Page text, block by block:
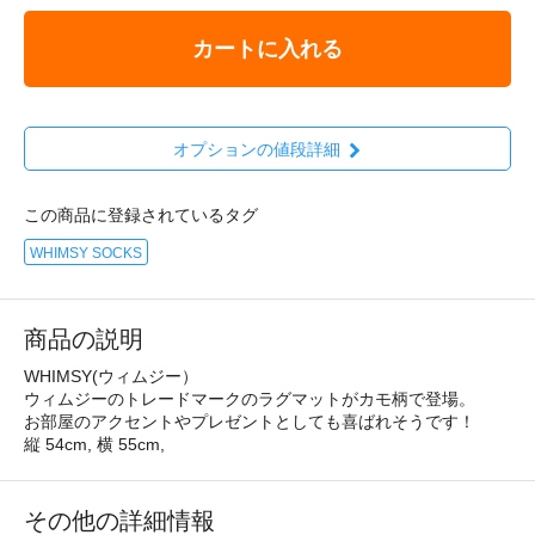
カートに入れる
オプションの値段詳細
この商品に登録されているタグ
WHIMSY SOCKS
商品の説明
WHIMSY(ウィムジー）
ウィムジーのトレードマークのラグマットがカモ柄で登場。
お部屋のアクセントやプレゼントとしても喜ばれそうです！
縦 54cm, 横 55cm,
その他の詳細情報